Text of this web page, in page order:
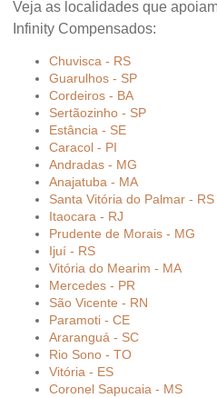
Veja as localidades que
Infinity Compensados:
Chuvisca - RS
Guarulhos - SP
Cordeiros - BA
Sertãozinho - SP
Estância - SE
Caracol - PI
Andradas - MG
Anajatuba - MA
Santa Vitória do Palmar - RS
Itaocara - RJ
Prudente de Morais - MG
Ijuí - RS
Vitória do Mearim - MA
Mercedes - PR
São Vicente - RN
Paramoti - CE
Araranguá - SC
Rio Sono - TO
Vitória - ES
Coronel Sapucaia - MS